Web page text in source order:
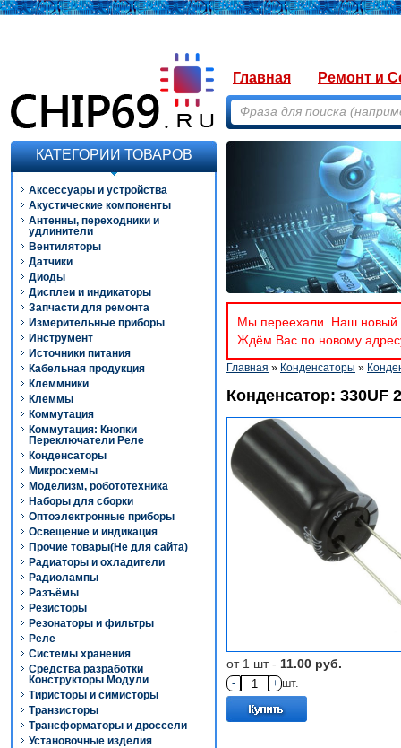
Главная Ремонт и
КАТЕГОРИИ ТОВАРОВ
Аксессуары и устройства
Акустические компоненты
Антенны, переходники и
удлинители
Вентиляторы
Датчики
Диоды
Дисплеи и индикаторы
Запчасти для ремонта
Измерительные приборы
Инструмент
Источники питания
Кабельная продукция
Клеммники
Клеммы
Коммутация
Коммутация: Кнопки
Переключатели Реле
Конденсаторы
Микросхемы
Моделизм, робототехника
Наборы для сборки
Оптоэлектронные приборы
Освещение и индикация
Прочие товары(Не для сайта)
Радиаторы и охладители
Радиолампы
Разъёмы
Резисторы
Резонаторы и фильтры
Реле
Системы хранения
Средства разработки
Конструкторы Модули
Тиристоры и симисторы
Транзисторы
Трансформаторы и дроссели
Установочные изделия
Мы переехали. Наш новый
Ждём Вас по новому
Главная » Конденсаторы »
Конденсатор: 330UF
от 1 шт - 11.00 руб.
- + шт.